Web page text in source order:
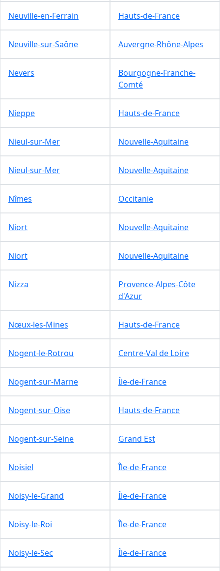
Neuville-en-Ferrain Hauts-de-France
Neuville-sur-Saône Auvergne-Rhône-Alpes
Nevers
Bourgogne-Franche-
Comté
Nieppe Hauts-de-France
Nieul-sur-Mer Nouvelle-Aquitaine
Nieul-sur-Mer Nouvelle-Aquitaine
Nîmes Occitanie
Niort Nouvelle-Aquitaine
Niort Nouvelle-Aquitaine
Nizza
Provence-Alpes-Côte
d'Azur
Nœux-les-Mines Hauts-de-France
Nogent-le-Rotrou Centre-Val de Loire
Nogent-sur-Marne Île-de-France
Nogent-sur-Oise Hauts-de-France
Nogent-sur-Seine Grand Est
Noisiel Île-de-France
Noisy-le-Grand Île-de-France
Noisy-le-Roi Île-de-France
Noisy-le-Sec Île-de-France